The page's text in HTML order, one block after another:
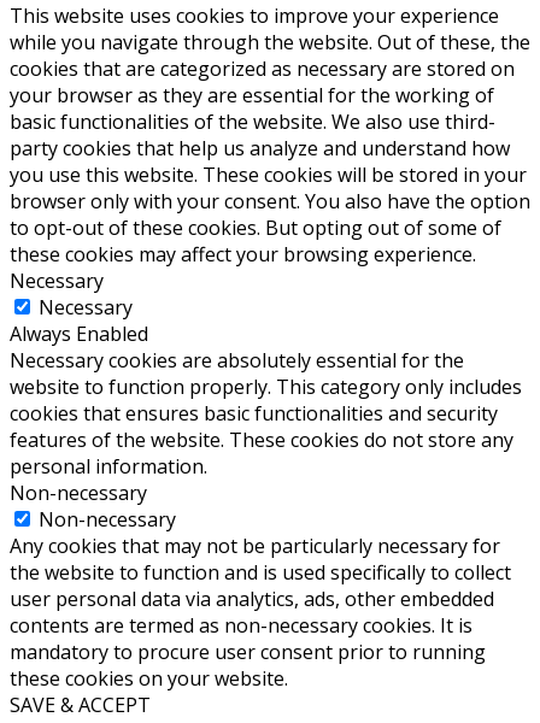
This website uses cookies to improve your experience
while you navigate through the website. Out of these, the
cookies that are categorized as necessary are stored on
your browser as they are essential for the working of
basic functionalities of the website. We also use third-
party cookies that help us analyze and understand how
you use this website. These cookies will be stored in your
browser only with your consent. You also have the option
to opt-out of these cookies. But opting out of some of
these cookies may affect your browsing experience.
Necessary
Necessary
Always Enabled
Necessary cookies are absolutely essential for the
website to function properly. This category only includes
cookies that ensures basic functionalities and security
features of the website. These cookies do not store any
personal information.
Non-necessary
Non-necessary
Any cookies that may not be particularly necessary for
the website to function and is used specifically to collect
user personal data via analytics, ads, other embedded
contents are termed as non-necessary cookies. It is
mandatory to procure user consent prior to running
these cookies on your website.
SAVE & ACCEPT